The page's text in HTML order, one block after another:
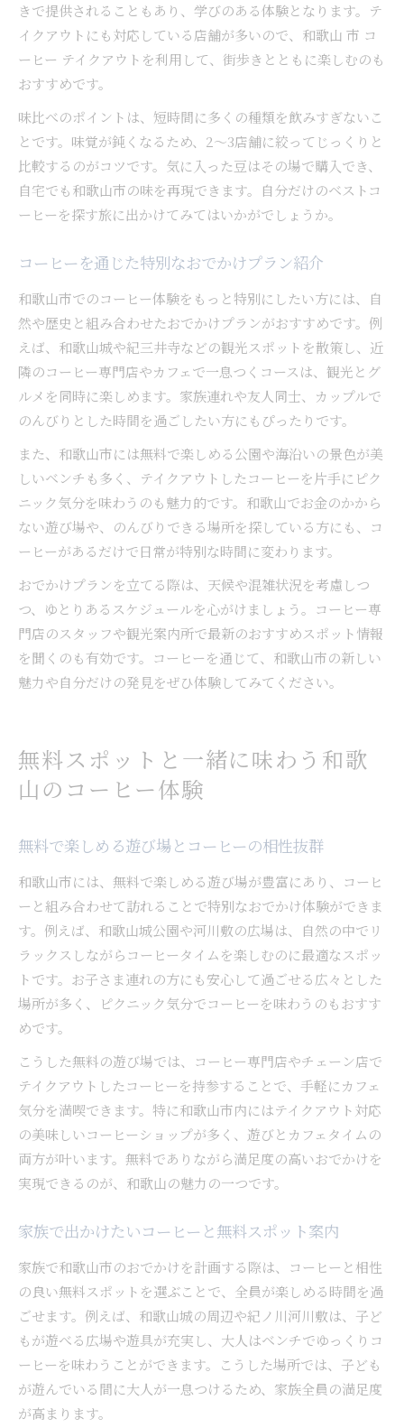
きで提供されることもあり、学びのある体験となります。テ
イクアウトにも対応している店舗が多いので、和歌山 市 コ
ーヒー テイクアウトを利用して、街歩きとともに楽しむのも
おすすめです。
味比べのポイントは、短時間に多くの種類を飲みすぎないこ
とです。味覚が鈍くなるため、2～3店舗に絞ってじっくりと
比較するのがコツです。気に入った豆はその場で購入でき、
自宅でも和歌山市の味を再現できます。自分だけのベストコ
ーヒーを探す旅に出かけてみてはいかがでしょうか。
コーヒーを通じた特別なおでかけプラン紹介
和歌山市でのコーヒー体験をもっと特別にしたい方には、自
然や歴史と組み合わせたおでかけプランがおすすめです。例
えば、和歌山城や紀三井寺などの観光スポットを散策し、近
隣のコーヒー専門店やカフェで一息つくコースは、観光とグ
ルメを同時に楽しめます。家族連れや友人同士、カップルで
のんびりとした時間を過ごしたい方にもぴったりです。
また、和歌山市には無料で楽しめる公園や海沿いの景色が美
しいベンチも多く、テイクアウトしたコーヒーを片手にピク
ニック気分を味わうのも魅力的です。和歌山でお金のかから
ない遊び場や、のんびりできる場所を探している方にも、コ
ーヒーがあるだけで日常が特別な時間に変わります。
おでかけプランを立てる際は、天候や混雑状況を考慮しつ
つ、ゆとりあるスケジュールを心がけましょう。コーヒー専
門店のスタッフや観光案内所で最新のおすすめスポット情報
を聞くのも有効です。コーヒーを通じて、和歌山市の新しい
魅力や自分だけの発見をぜひ体験してみてください。
無料スポットと一緒に味わう和歌
山のコーヒー体験
無料で楽しめる遊び場とコーヒーの相性抜群
和歌山市には、無料で楽しめる遊び場が豊富にあり、コーヒ
ーと組み合わせて訪れることで特別なおでかけ体験ができま
す。例えば、和歌山城公園や河川敷の広場は、自然の中でリ
ラックスしながらコーヒータイムを楽しむのに最適なスポッ
トです。お子さま連れの方にも安心して過ごせる広々とした
場所が多く、ピクニック気分でコーヒーを味わうのもおすす
めです。
こうした無料の遊び場では、コーヒー専門店やチェーン店で
テイクアウトしたコーヒーを持参することで、手軽にカフェ
気分を満喫できます。特に和歌山市内にはテイクアウト対応
の美味しいコーヒーショップが多く、遊びとカフェタイムの
両方が叶います。無料でありながら満足度の高いおでかけを
実現できるのが、和歌山の魅力の一つです。
家族で出かけたいコーヒーと無料スポット案内
家族で和歌山市のおでかけを計画する際は、コーヒーと相性
の良い無料スポットを選ぶことで、全員が楽しめる時間を過
ごせます。例えば、和歌山城の周辺や紀ノ川河川敷は、子ど
もが遊べる広場や遊具が充実し、大人はベンチでゆっくりコ
ーヒーを味わうことができます。こうした場所では、子ども
が遊んでいる間に大人が一息つけるため、家族全員の満足度
が高まります。